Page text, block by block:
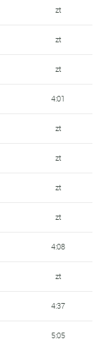
zt
zt
zt
4:01
zt
zt
zt
zt
4:08
zt
4:37
5:05